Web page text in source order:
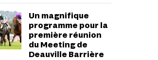
Un magnifique
programme pour la
première réunion
du Meeting de
Deauville Barrière